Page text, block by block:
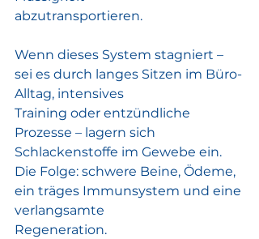
abzutransportieren.
Wenn dieses System stagniert –
sei es durch langes Sitzen im Büro-
Alltag, intensives
Training oder entzündliche
Prozesse – lagern sich
Schlackenstoffe im Gewebe ein.
Die Folge: schwere Beine, Ödeme,
ein träges Immunsystem und eine
verlangsamte
Regeneration.